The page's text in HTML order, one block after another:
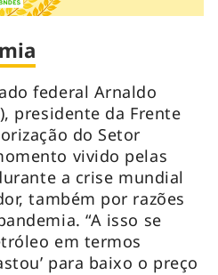
federal Arnaldo
presidente da Frente
do Setor
vivido pelas
a crise mundial
também por razões
“A isso se
em termos
para baixo o preço